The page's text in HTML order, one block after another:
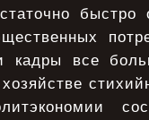
быстро
кадры все